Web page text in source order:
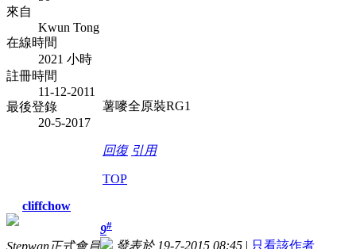
來自
Kwun Tong
在線時間
2021 小時
註冊時間
11-12-2011
最後登錄
20-5-2017
薯嘜全原裝RG1
回復 引用
TOP
cliffchow
Stepwgn正式會員
9#
發表於 19-7-2015 08:45 | 只看該作者